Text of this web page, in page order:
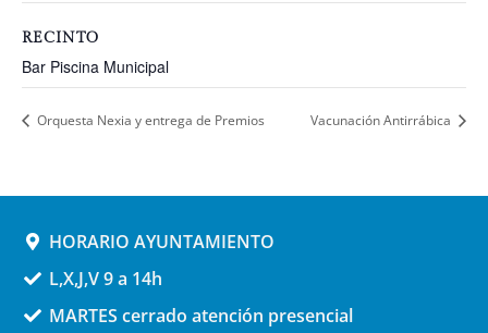
RECINTO
Bar Piscina Municipal
Orquesta Nexia y entrega de Premios Vacunación Antirrábica
HORARIO AYUNTAMIENTO
L,X,J,V 9 a 14h
MARTES cerrado atención presencial